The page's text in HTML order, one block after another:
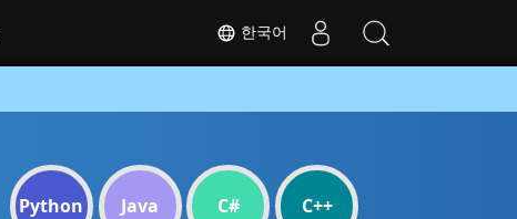
Python Java C# C++
한국어